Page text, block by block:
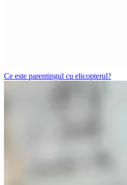
Ce este parentingul cu elicopterul?